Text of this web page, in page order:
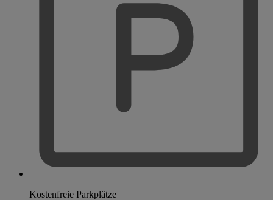
Kostenfreie Parkplätze